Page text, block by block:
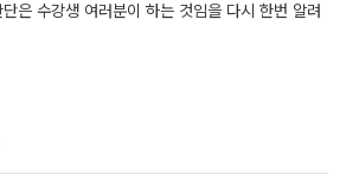
은 수강생 여러분이 하는 것임을 다시 한번 알려